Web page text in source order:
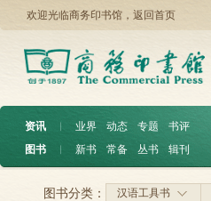
欢迎光临商务印书馆， 返回首页
资讯 ︱ 业界 动态 专题
书评
图书
︱ 新书 常备 丛书 辑刊
汉语工具书
图书分类：